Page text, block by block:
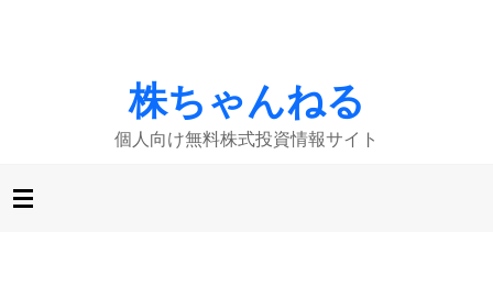
株ちゃんねる
個人向け無料株式投資情報サイト